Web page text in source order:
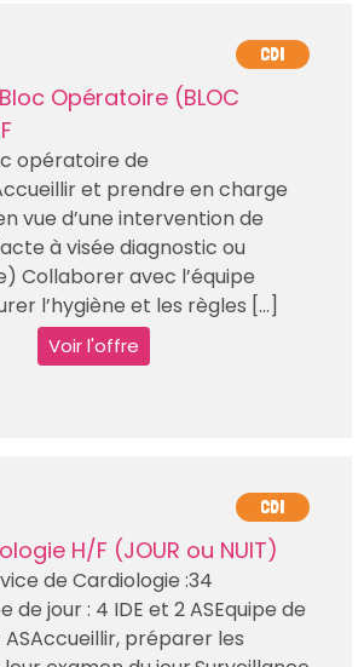
CDI
Opératoire (BLOC
opératoire de
et prendre en charge
vue d’une intervention de
à visée diagnostic ou
Collaborer avec l’équipe
l’hygiène et les règles [...]
Voir l'offre
CDI
H/F (JOUR ou NUIT)
de Cardiologie :34
de jour : 4 IDE et 2 ASEquipe de
ASAccueillir, préparer les